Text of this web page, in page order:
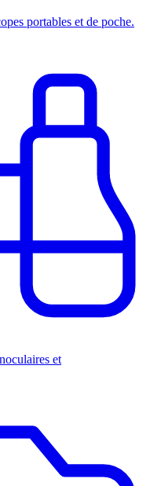
portables et de poche.
et